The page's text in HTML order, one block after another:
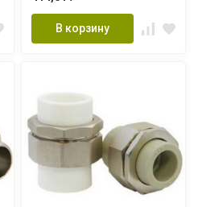
В корзину